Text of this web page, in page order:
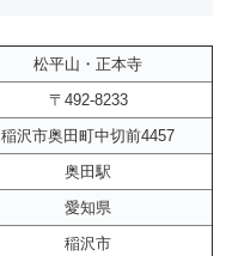
松平山・正本寺
〒492-8233
稲沢市奥田町中切前4457
奥田駅
愛知県
稲沢市